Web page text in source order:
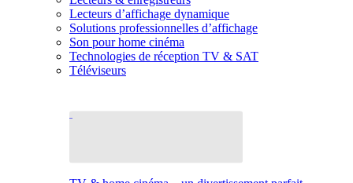
Lecteurs d’affichage dynamique
Solutions professionnelles d’affichage
Son pour home cinéma
Technologies de réception TV & SAT
Téléviseurs